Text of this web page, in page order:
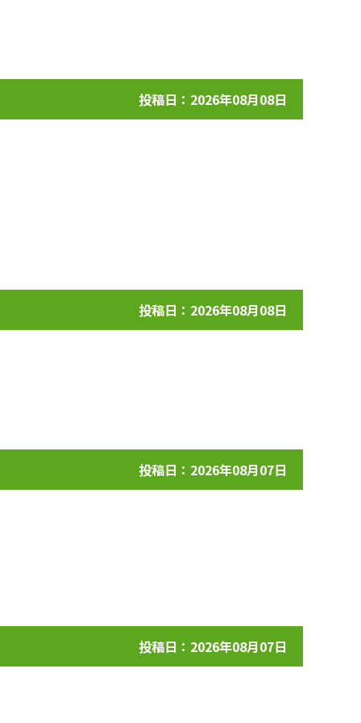
投稿日：2026年08月08日
投稿日：2026年08月08日
投稿日：2026年08月07日
投稿日：2026年08月07日